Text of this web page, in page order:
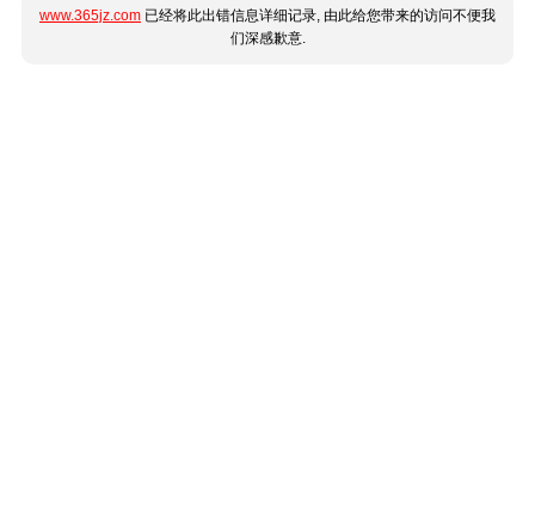
www.365jz.com 已经将此出错信息详细记录, 由此给您带来的访问不便我
们深感歉意.